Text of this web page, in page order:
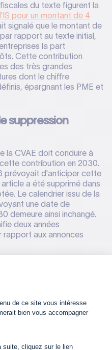
du texte figurent la
pour un montant de 4
signalé que le montant de
rapport au texte initial,
la part
Cette contribution
des très grandes
dont le chiffre
épargnant les PME et
suppression
la CVAE doit conduire à
contribution en 2030.
prévoyait d'anticiper cette
a été supprimé dans
Le calendrier issu de la
une date de
demeure ainsi inchangé.
deux années
rapport aux annonces
packages
est complété par
texte autorise, sous
d'opérations
ou échanges),